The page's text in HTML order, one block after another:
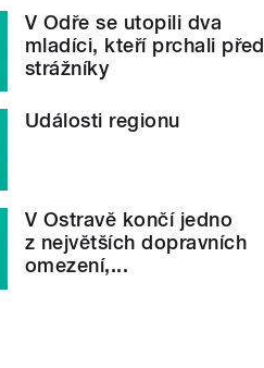
V Odře se utopili dva
mladíci, kteří prchali před
strážníky
Události regionu
V Ostravě končí jedno
z největších dopravních
omezení,...